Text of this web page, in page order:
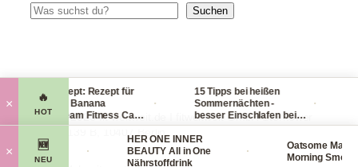
Suchen Suchen
© 2014-2026 fit-weltweit.de I fitweltweit GmbH Storkower
× 🔥
HOT
Blitzrezept: Rezept für
leckere Banana
Nicecream Fitness Carb
Eiscream
15 Tipps bei heißen
Sommernächten -
besser Einschlafen bei
Hitze (Tag & Nacht)
× 🆕
NEU
Mask
HER ONE INNER
BEAUTY All in One
Nährstoffdrink
Oatsome Matcha
Morning